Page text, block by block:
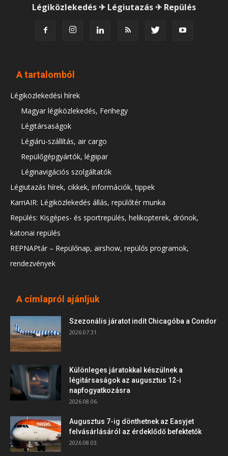
Légiközlekedés ✈ Légiutazás ✈ Repülés
A tartalomból
Légiközlekedési hírek
Magyar légiközlekedés, Ferihegy
Légitársaságok
Légiáru-szállítás, air cargo
Repülőgépgyártók, légiipar
Léginavigációs szolgáltatók
Légiutazás hírek, cikkek, információk, tippek
KarriAIR: Légiközlekedés állás, repülőtér munka
Repülés: Kisgépes- és sportrepülés, helikopterek, drónok,
katonai repülés
REPNAPtár – Repülőnap, airshow, repülős programok,
rendezvények
A címlapról ajánljuk
Szezonális járatot indít Chicagóba a Condor
2026.07.31.
Különleges járatokkal készülnek a
légitársaságok az augusztus 12-i
napfogyatkozásra
2026.08.06.
Augusztus 7-ig dönthetnek az Easyjet
felvásárlásáról az érdeklődő befektetők
2026.08.03.